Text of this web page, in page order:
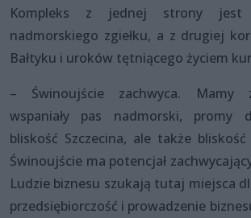
Kompleks z jednej strony jest
nadmorskiego zgiełku, a z drugiej
Bałtyku i uroków tętniącego życiem
– Świnoujście zachwyca. Mamy
wspaniały pas nadmorski, promy
bliskość Szczecina, ale także
Świnoujście ma potencjał
Ludzie biznesu szukają tutaj miejsca
przedsiębiorczość i prowadzenie